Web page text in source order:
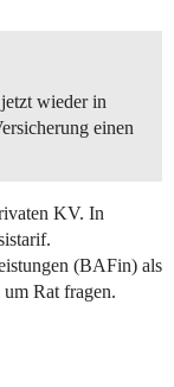
wieder in
einen
KV. In
(BAFin) als
Rat fragen.